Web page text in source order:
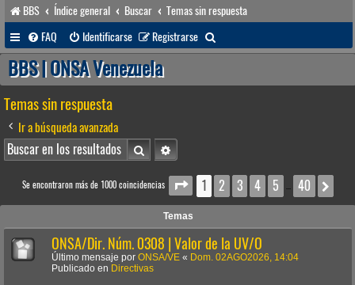
BBS Índice general Buscar
Temas sin respuesta
FAQ
Identificarse Registrarse
u
BBS | ONSA Venezuela
Temas sin respuesta
Ir a búsqueda avanzada
BuscarBúsqueda avanzada
Se encontraron más de 1000 coincidencias Página1 de 40
1 2 3 4 5 … 40
Temas
ONSA/Dir. Núm. 0308 | Valor de la UV/O
Último mensaje por ONSA/VE « Dom. 02AGO2026, 14:04
Publicado en Directivas